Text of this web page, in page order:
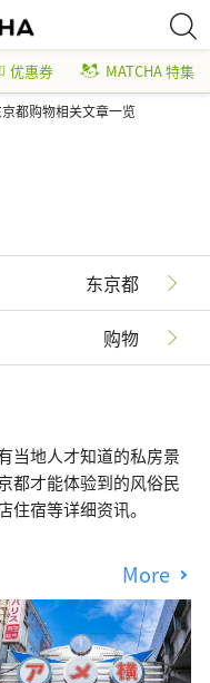
优惠券 MATCHA 特集
京都购物相关文章一览
东京都
购物
当地人才知道的私房景
都才能体验到的风俗民
宿等详细资讯。
More